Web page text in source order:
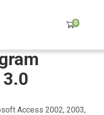
0
Access 2002, 2003,